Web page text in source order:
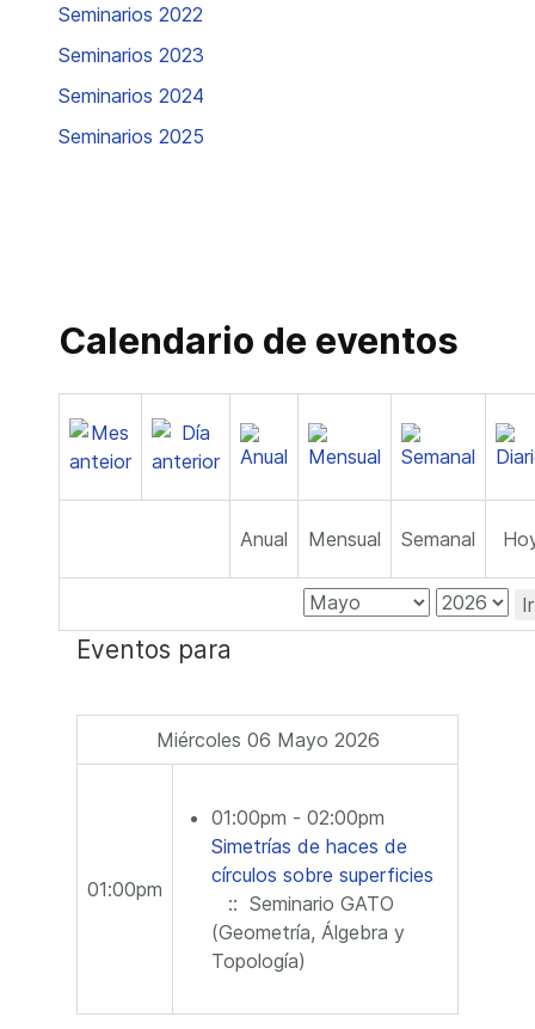
Seminarios 2022
Seminarios 2023
Seminarios 2024
Seminarios 2025
Calendario de eventos
Anual Mensual Semanal
Eventos para
Miércoles 06 Mayo 2026
01:00pm
01:00pm - 02:00pm
Simetrías de haces de
círculos sobre superficies
:: Seminario GATO
(Geometría, Álgebra y
Topología)